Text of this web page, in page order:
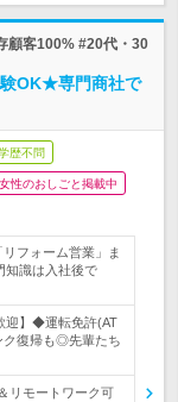
顧客100% #20代・30
験OK★専門商社で
歴不問
女性のおしごと掲載中
フォーム営業」ま
知識は入社後で
迎】◆運転免許(AT
ク復帰も◎先輩たち
リモートワーク可